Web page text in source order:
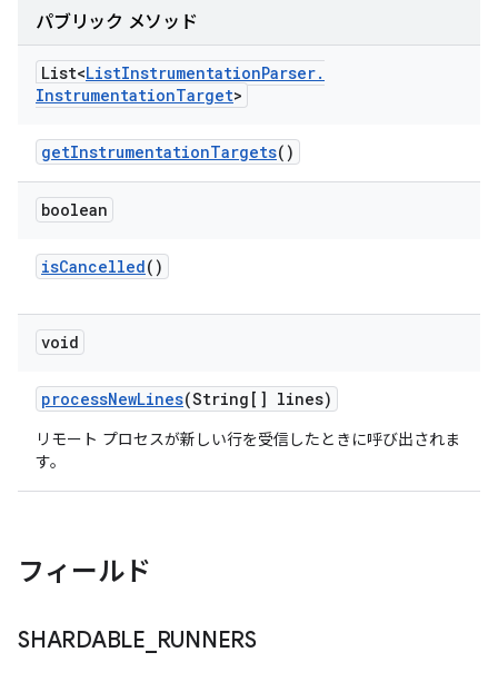
パブリック メソッド
List<ListInstrumentationParser.
InstrumentationTarget>
getInstrumentationTargets()
boolean
isCancelled()
void
processNewLines(String[] lines)
リモート プロセスが新しい行を受信したときに呼び出されま
す。
フィールド
SHARDABLE RUNNERS